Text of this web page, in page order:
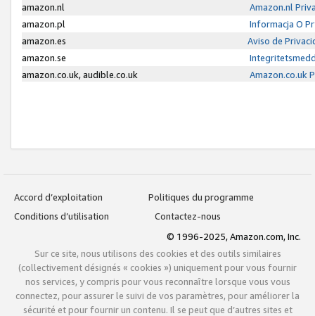
amazon.nl
Amazon.nl
amazon.pl
Informacja O
amazon.es
Aviso de
amazon.se
amazon.co.uk, audible.co.uk
Amazon.co.uk
Accord d’exploitation
Politiques du programme
Conditions d’utilisation
Contactez-nous
© 1996-2025, Amazon.com, Inc.
Sur ce site, nous utilisons des cookies et des outils similaires
(collectivement désignés « cookies ») uniquement pour vous fournir
nos services, y compris pour vous reconnaître lorsque vous vous
connectez, pour assurer le suivi de vos paramètres, pour améliorer la
sécurité et pour fournir un contenu. Il se peut que d’autres sites et